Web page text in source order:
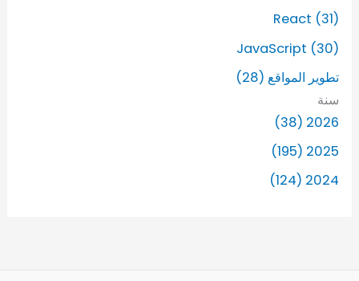
React (31)
JavaScript (30)
تطوير المواقع (28)
سنة
2026 (38)
2025 (195)
2024 (124)